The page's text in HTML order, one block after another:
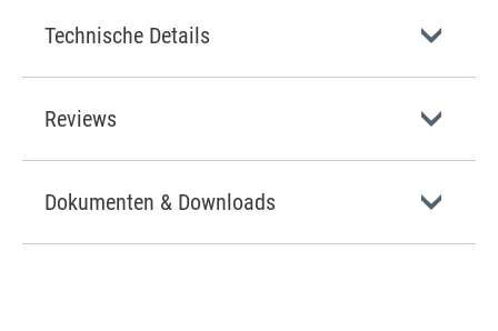
Technische Details
Reviews
Dokumenten & Downloads